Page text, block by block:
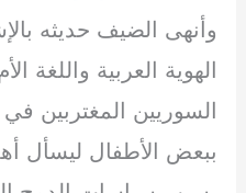
وأنهى الضيف حديثه
الهوية العربية واللغة
السوريين المغتربين
ببعض الأطفال ليسأل